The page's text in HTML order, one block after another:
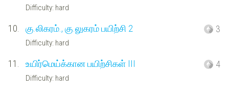
Difficulty: hard
10. கு.லிகரம்., கு.லுகரம் பயிற்சி 2
Difficulty: hard
3
11. உயிர்மெய்க்கான பயிற்சிகள் III
Difficulty: hard
4